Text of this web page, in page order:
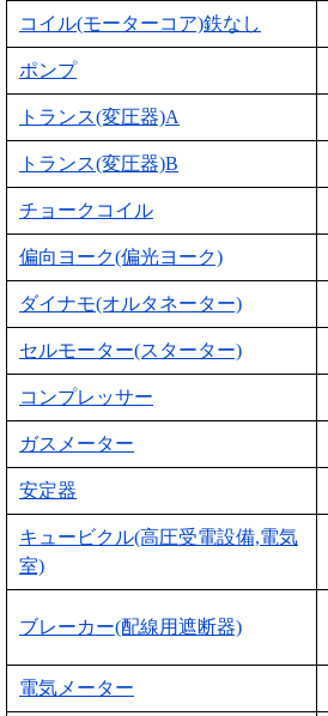
コイル(モーターコア)鉄なし
ポンプ
トランス(変圧器)A
トランス(変圧器)B
チョークコイル
偏向ヨーク(偏光ヨーク)
ダイナモ(オルタネーター)
セルモーター(スターター)
コンプレッサー
ガスメーター
安定器
キュービクル(高圧受電設備,電気
室)
ブレーカー(配線用遮断器)
電気メーター